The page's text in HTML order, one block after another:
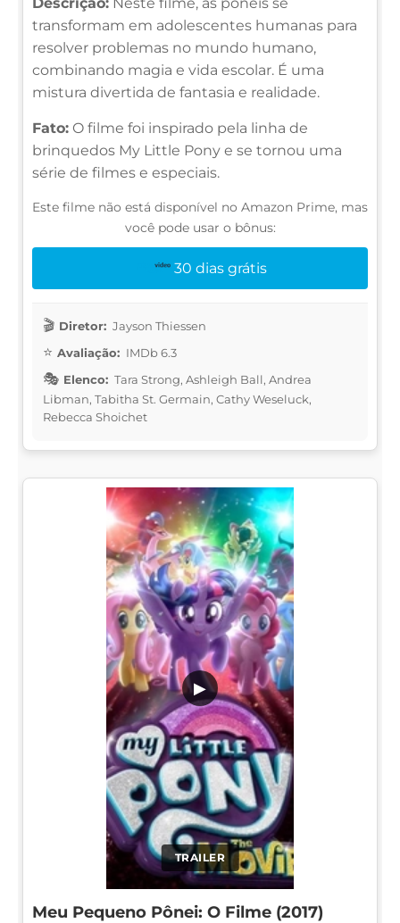
transformam em adolescentes humanas para
resolver problemas no mundo humano,
combinando magia e vida escolar. É uma
mistura divertida de fantasia e realidade.
Fato: O filme foi inspirado pela linha de
brinquedos My Little Pony e se tornou uma
série de filmes e especiais.
Este filme não está disponível no Amazon Prime, mas
você pode usar o bônus:
30 dias grátis
Diretor: Jayson Thiessen
Avaliação: IMDb 6.3
Elenco: Tara Strong, Ashleigh Ball, Andrea
Libman, Tabitha St. Germain, Cathy Weseluck,
Rebecca Shoichet
TRAILER
▶
Meu Pequeno Pônei: O Filme (2017)